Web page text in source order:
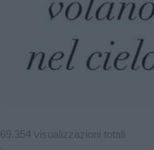
69.354 visualizzazioni totali